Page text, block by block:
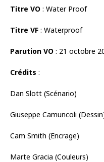
Titre VO : Water Proof
Titre VF : Waterproof
Parution VO : 21 octobre
Crédits :
Dan Slott (Scénario)
Giuseppe Camuncoli
Cam Smith (Encrage)
Marte Gracia (Couleurs)